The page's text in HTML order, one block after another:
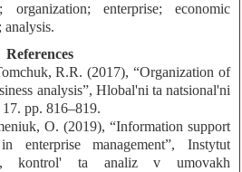
organization; enterprise; economic
References
R.R. (2017), “Organization of
analysis”, Hlobal'ni ta natsional'ni
pp. 816–819.
O. (2019), “Information support
enterprise management”, Instytut
kontrol' ta analiz v umovakh